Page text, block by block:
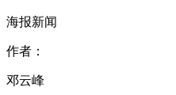
海报新闻
作者：
邓云峰